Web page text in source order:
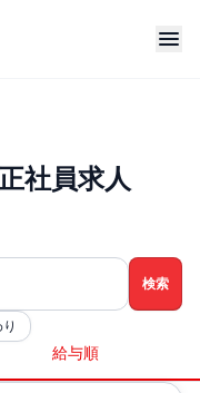
社員求人
給与順